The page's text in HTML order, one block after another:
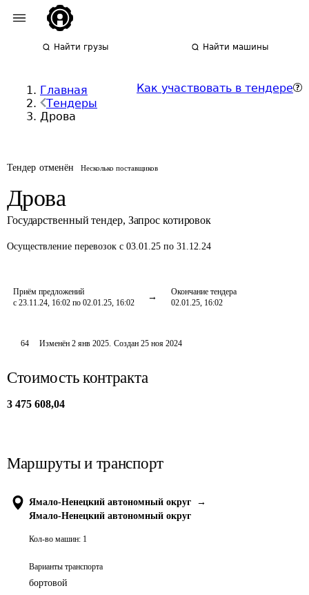
Найти грузы Найти машины
Главная
Тендеры
Дрова
Как участвовать в тендере
Тендер отменён Несколько поставщиков
Дрова
Государственный тендер, Запрос котировок
Осуществление перевозок с 03.01.25 по 31.12.24
Приём предложений
с 23.11.24, 16:02 по 02.01.25, 16:02
Окончание тендера
02.01.25, 16:02
64 Изменён2 янв 2025. Создан 25 ноя 2024
Стоимость контракта
3 475 608,04
Маршруты и транспорт
Ямало-Ненецкий автономный округ
→
Ямало-Ненецкий автономный округ
Кол-во машин: 1
Варианты транспорта
бортовой